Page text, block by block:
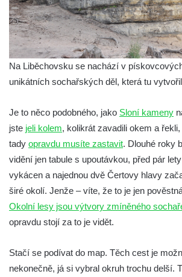
Na Liběchovsku se nachází v
unikátních sochařských děl, která tu vytvořil
Je to něco podobného, jako Sloní kameny
jste jeli kolem, kolikrát zavadili okem a
tady opravdu musíte zastavit. Dlouhé roky
vidění jen tabule s upoutávkou, před pár
vykácen a najednou dvě Čertovy hlavy
širé okolí. Jenže – víte, že to je jen
Okolní lesy jsou výtvory zmíněného
opravdu stojí za to je vidět.
Stačí se podívat do map. Těch cest je
nekonečně, já si vybral okruh trochu delší.